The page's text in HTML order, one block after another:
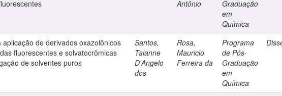
Antônio
Graduação
em
Química
aplicação de derivados oxazolônicos
fluorescentes e solvatocrômicas
de solventes puros
Santos,
Taianne
D'Angelo
dos
Rosa,
Mauricio
Ferreira da
Programa
de Pós-
Graduação
em
Química